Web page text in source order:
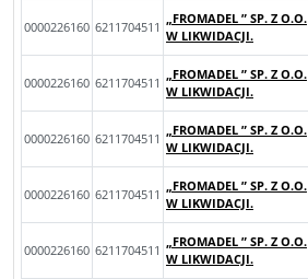
0000226160 6211704511
„FROMADEL ” SP. Z O.O.
W LIKWIDACJI.
0000226160 6211704511
„FROMADEL ” SP. Z O.O.
W LIKWIDACJI.
0000226160 6211704511
„FROMADEL ” SP. Z O.O.
W LIKWIDACJI.
0000226160 6211704511
„FROMADEL ” SP. Z O.O.
W LIKWIDACJI.
0000226160 6211704511
„FROMADEL ” SP. Z O.O.
W LIKWIDACJI.